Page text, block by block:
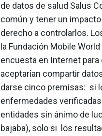
de datos de salud Salus
común y tener un
derecho a controlarlos.
la Fundación Mobile
encuesta en Internet
aceptarían compartir
darse cinco premisas: si
enfermedades
entidades sin ánimo de
bajaba), solo si los